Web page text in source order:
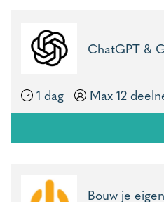
ChatGPT &
1 dag
Max 12
Bouw je